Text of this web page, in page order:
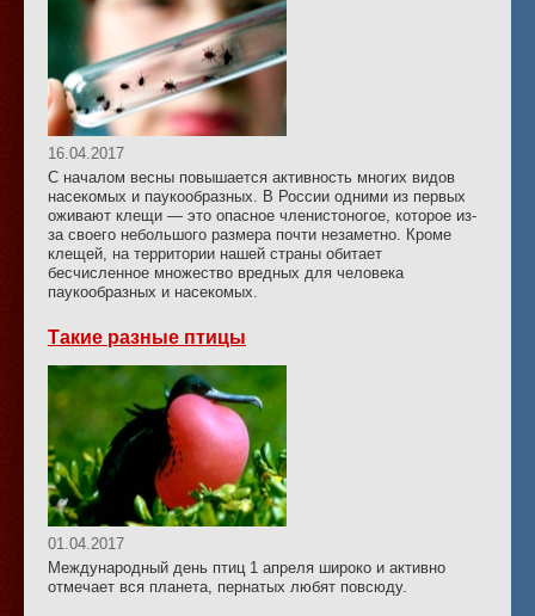
16.04.2017
С началом весны повышается активность многих видов
насекомых и паукообразных. В России одними из первых
оживают клещи — это опасное членистоногое, которое из-
за своего небольшого размера почти незаметно. Кроме
клещей, на территории нашей страны обитает
бесчисленное множество вредных для человека
паукообразных и насекомых.
Такие разные птицы
01.04.2017
Международный день птиц 1 апреля широко и активно
отмечает вся планета, пернатых любят повсюду.